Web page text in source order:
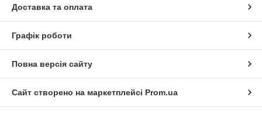
Доставка та оплата
Графік роботи
Повна версія сайту
Сайт створено на маркетплейсі Prom.ua